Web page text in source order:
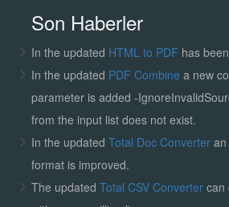
Son Haberler
In the updated HTML to PDF has
In the updated PDF Combine a new
parameter is added -
from the input list does not exist.
In the updated Total Doc Converter an
format is improved.
The updated Total CSV Convertercan